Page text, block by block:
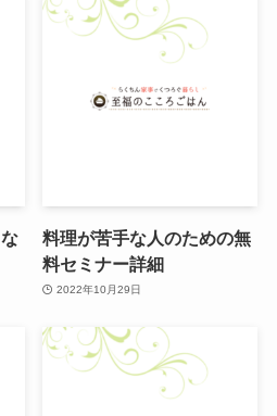
料理が苦手な人のための無
料セミナー詳細
2022年10月29日